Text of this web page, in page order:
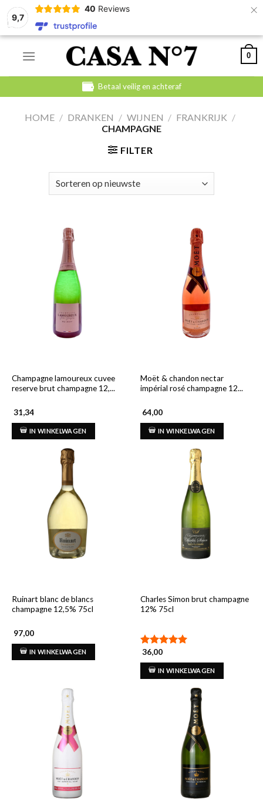
9,7
40 Reviews ×
Skip
0
Betaal veilig en achteraf
HOME / DRANKEN / WIJNEN / FRANKRIJK /
CHAMPAGNE
FILTER
Champagne lamoureux cuvee
reserve brut champagne 12,...
31,34
IN WINKELWAGEN
Moët & chandon nectar
impérial rosé champagne 12...
64,00
IN WINKELWAGEN
Ruinart blanc de blancs
champagne 12,5% 75cl
97,00
IN WINKELWAGEN
Charles Simon brut champagne
12% 75cl
Gewaardeerd
5.00uit 5
36,00
IN WINKELWAGEN